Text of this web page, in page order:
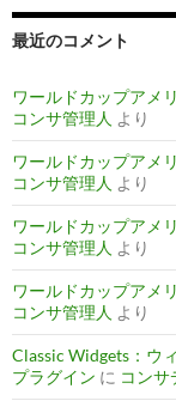
最近のコメント
ワールドカップアメ
コンサ管理人 より
ワールドカップアメ
コンサ管理人 より
ワールドカップアメ
コンサ管理人 より
ワールドカップアメ
コンサ管理人 より
Classic Widgets：ウ
プラグイン に コンサ